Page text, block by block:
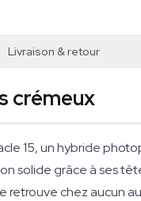
Livraison & retour
crémeux
15, un hybride
solide grâce à ses
chez aucun